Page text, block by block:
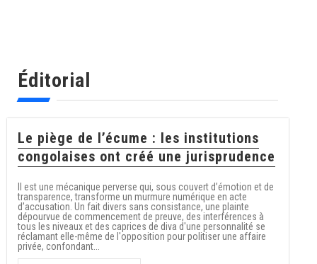
Éditorial
Le piège de l’écume : les institutions
congolaises ont créé une jurisprudence
Il est une mécanique perverse qui, sous couvert d’émotion et de
transparence, transforme un murmure numérique en acte
d’accusation. Un fait divers sans consistance, une plainte
dépourvue de commencement de preuve, des interférences à
tous les niveaux et des caprices de diva d'une personnalité se
réclamant elle-même de l'opposition pour politiser une affaire
privée, confondant...